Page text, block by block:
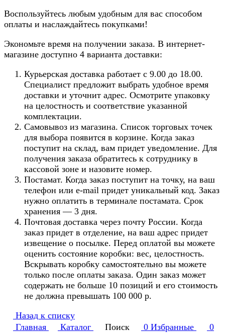
Воспользуйтесь любым удобным для вас способом
оплаты и наслаждайтесь покупками!
Экономьте время на получении заказа. В интернет-
магазине доступно 4 варианта доставки:
Курьерская доставка работает с 9.00 до 18.00.
Специалист предложит выбрать удобное время
доставки и уточнит адрес. Осмотрите упаковку
на целостность и соответствие указанной
комплектации.
Самовывоз из магазина. Список торговых точек
для выбора появится в корзине. Когда заказ
поступит на склад, вам придет уведомление. Для
получения заказа обратитесь к сотруднику в
кассовой зоне и назовите номер.
Постамат. Когда заказ поступит на точку, на ваш
телефон или e-mail придет уникальный код. Заказ
нужно оплатить в терминале постамата. Срок
хранения — 3 дня.
Почтовая доставка через почту России. Когда
заказ придет в отделение, на ваш адрес придет
извещение о посылке. Перед оплатой вы можете
оценить состояние коробки: вес, целостность.
Вскрывать коробку самостоятельно вы можете
только после оплаты заказа. Один заказ может
содержать не больше 10 позиций и его стоимость
не должна превышать 100 000 р.
Назад к списку
Главная
Каталог Поиск 0 Избранные
0